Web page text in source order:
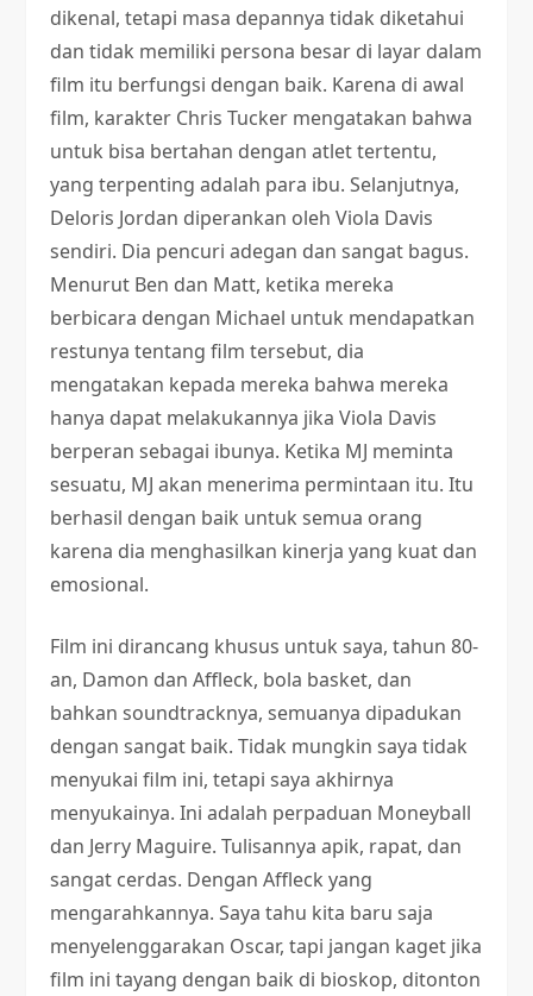
dikenal, tetapi masa depannya tidak diketahui
dan tidak memiliki persona besar di layar dalam
film itu berfungsi dengan baik. Karena di awal
film, karakter Chris Tucker mengatakan bahwa
untuk bisa bertahan dengan atlet tertentu,
yang terpenting adalah para ibu. Selanjutnya,
Deloris Jordan diperankan oleh Viola Davis
sendiri. Dia pencuri adegan dan sangat bagus.
Menurut Ben dan Matt, ketika mereka
berbicara dengan Michael untuk mendapatkan
restunya tentang film tersebut, dia
mengatakan kepada mereka bahwa mereka
hanya dapat melakukannya jika Viola Davis
berperan sebagai ibunya. Ketika MJ meminta
sesuatu, MJ akan menerima permintaan itu. Itu
berhasil dengan baik untuk semua orang
karena dia menghasilkan kinerja yang kuat dan
emosional.
Film ini dirancang khusus untuk saya, tahun 80-
an, Damon dan Affleck, bola basket, dan
bahkan soundtracknya, semuanya dipadukan
dengan sangat baik. Tidak mungkin saya tidak
menyukai film ini, tetapi saya akhirnya
menyukainya. Ini adalah perpaduan Moneyball
dan Jerry Maguire. Tulisannya apik, rapat, dan
sangat cerdas. Dengan Affleck yang
mengarahkannya. Saya tahu kita baru saja
menyelenggarakan Oscar, tapi jangan kaget jika
film ini tayang dengan baik di bioskop, ditonton